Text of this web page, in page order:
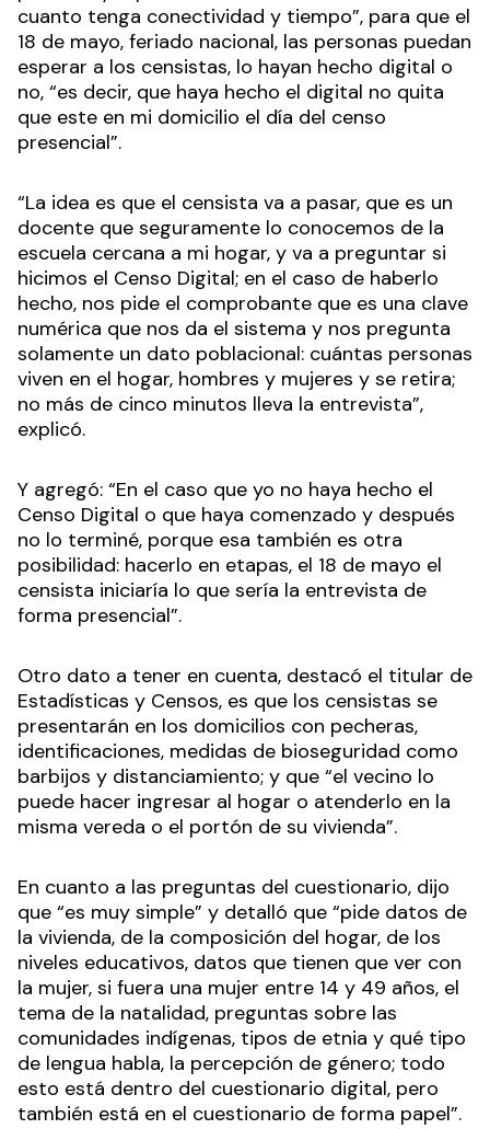
cuanto tenga conectividad y tiempo”, para que el
18 de mayo, feriado nacional, las personas puedan
esperar a los censistas, lo hayan hecho digital o
no, “es decir, que haya hecho el digital no quita
que este en mi domicilio el día del censo
presencial”.
“La idea es que el censista va a pasar, que es un
docente que seguramente lo conocemos de la
escuela cercana a mi hogar, y va a preguntar si
hicimos el Censo Digital; en el caso de haberlo
hecho, nos pide el comprobante que es una clave
numérica que nos da el sistema y nos pregunta
solamente un dato poblacional: cuántas personas
viven en el hogar, hombres y mujeres y se retira;
no más de cinco minutos lleva la entrevista”,
explicó.
Y agregó: “En el caso que yo no haya hecho el
Censo Digital o que haya comenzado y después
no lo terminé, porque esa también es otra
posibilidad: hacerlo en etapas, el 18 de mayo el
censista iniciaría lo que sería la entrevista de
forma presencial”.
Otro dato a tener en cuenta, destacó el titular de
Estadísticas y Censos, es que los censistas se
presentarán en los domicilios con pecheras,
identificaciones, medidas de bioseguridad como
barbijos y distanciamiento; y que “el vecino lo
puede hacer ingresar al hogar o atenderlo en la
misma vereda o el portón de su vivienda”.
En cuanto a las preguntas del cuestionario, dijo
que “es muy simple” y detalló que “pide datos de
la vivienda, de la composición del hogar, de los
niveles educativos, datos que tienen que ver con
la mujer, si fuera una mujer entre 14 y 49 años, el
tema de la natalidad, preguntas sobre las
comunidades indígenas, tipos de etnia y qué tipo
de lengua habla, la percepción de género; todo
esto está dentro del cuestionario digital, pero
también está en el cuestionario de forma papel”.